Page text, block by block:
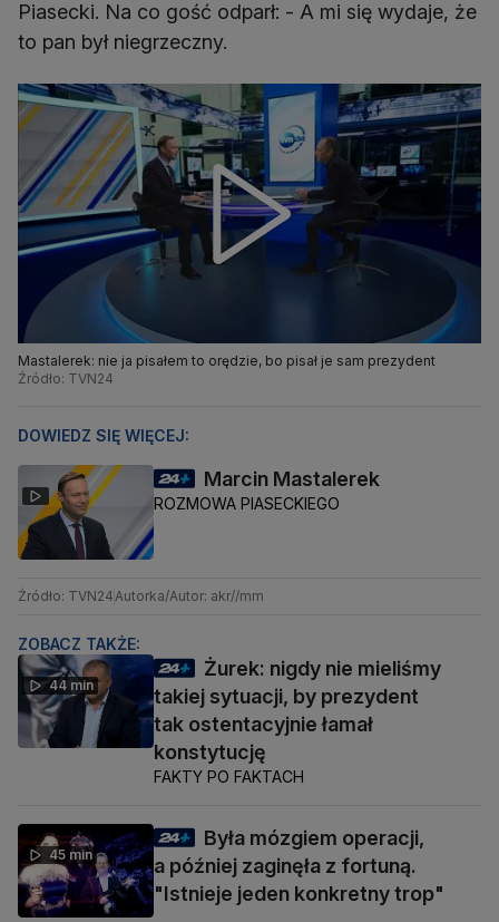
Piasecki. Na co gość odparł: - A mi się wydaje, że
to pan był niegrzeczny.
Mastalerek: nie ja pisałem to orędzie, bo pisał je sam prezydent
Źródło: TVN24
DOWIEDZ SIĘ WIĘCEJ:
Marcin Mastalerek
ROZMOWA PIASECKIEGO
Źródło: TVN24 Autorka/Autor: akr//mm
ZOBACZ TAKŻE:
44 min
Żurek: nigdy nie mieliśmy
takiej sytuacji, by prezydent
tak ostentacyjnie łamał
konstytucję
FAKTY PO FAKTACH
45 min
Była mózgiem operacji,
a później zaginęła z fortuną.
"Istnieje jeden konkretny trop"